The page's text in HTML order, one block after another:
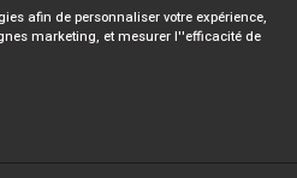
afin de personnaliser votre expérience,
marketing, et mesurer l''efficacité de